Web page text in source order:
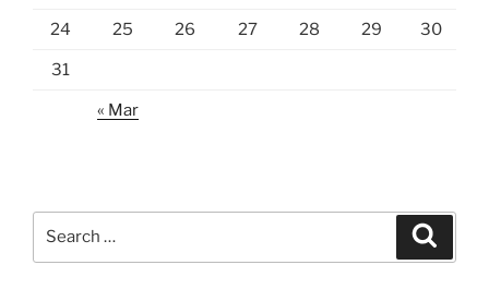
24 25 26 27 28 29 30
31
« Mar